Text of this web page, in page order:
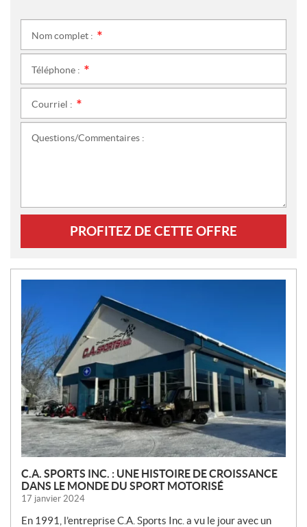
Nom complet :
Téléphone :
Courriel :
Questions/Commentaires :
PROFITEZ DE CETTE OFFRE
O
U
V
E
L
L
E
S
C.A. SPORTS INC. : UNE HISTOIRE DE CROISSANCE
DANS LE MONDE DU SPORT MOTORISÉ
17 janvier 2024
En 1991, l’entreprise C.A. Sports Inc. a vu le jour avec un